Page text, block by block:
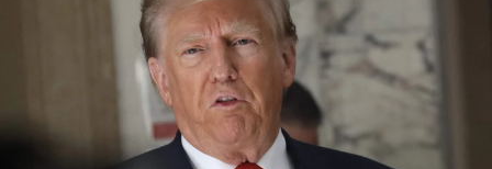
O REDAKCI
KONTAKT
VYDAVATEL